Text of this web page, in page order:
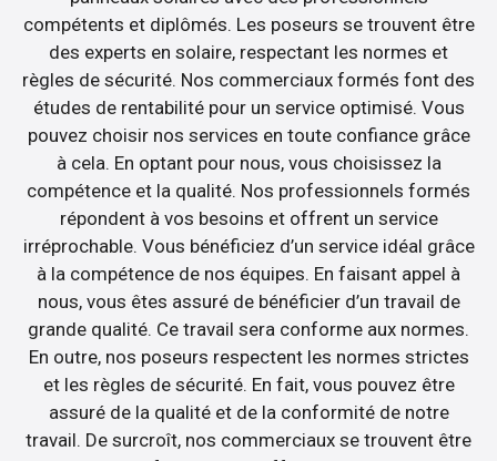
compétents et diplômés. Les poseurs se trouvent être
des experts en solaire, respectant les normes et
règles de sécurité. Nos commerciaux formés font des
études de rentabilité pour un service optimisé. Vous
pouvez choisir nos services en toute confiance grâce
à cela. En optant pour nous, vous choisissez la
compétence et la qualité. Nos professionnels formés
répondent à vos besoins et offrent un service
irréprochable. Vous bénéficiez d’un service idéal grâce
à la compétence de nos équipes. En faisant appel à
nous, vous êtes assuré de bénéficier d’un travail de
grande qualité. Ce travail sera conforme aux normes.
En outre, nos poseurs respectent les normes strictes
et les règles de sécurité. En fait, vous pouvez être
assuré de la qualité et de la conformité de notre
travail. De surcroît, nos commerciaux se trouvent être